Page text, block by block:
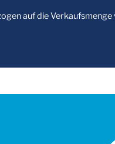
auf die